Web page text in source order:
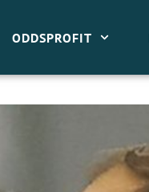
ODDSPROFIT